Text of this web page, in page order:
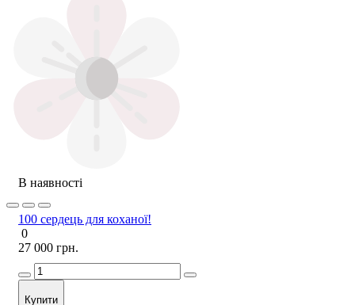
В наявності
100 сердець для коханої!
0
27 000 грн.
Купити